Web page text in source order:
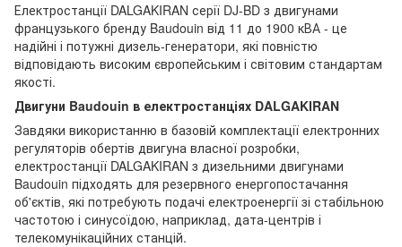
Електростанції DALGAKIRAN серії DJ-BD з двигунами
французького бренду Baudouin від 11 до 1900 кВА - це
надійні і потужні дизель-генератори, які повністю
відповідають високим європейським і світовим стандартам
якості.
Двигуни Baudouin в електростанціях DALGAKIRAN
Завдяки використанню в базовій комплектації електронних
регуляторів обертів двигуна власної розробки,
електростанції DALGAKIRAN з дизельними двигунами
Baudouin підходять для резервного енергопостачання
об'єктів, які потребують подачі електроенергії зі стабільною
частотою і синусоїдою, наприклад, дата-центрів і
телекомунікаційних станцій.